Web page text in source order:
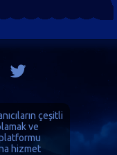
çeşitli
ve
platformu
hizmet